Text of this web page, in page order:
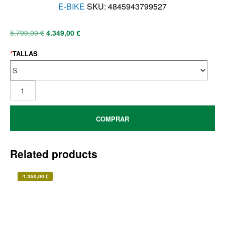
E-BIKE SKU: 4845943799527
5.799,00€ 4.349,00 €
*TALLAS
COMPRAR
Related products
-1.350,00 €